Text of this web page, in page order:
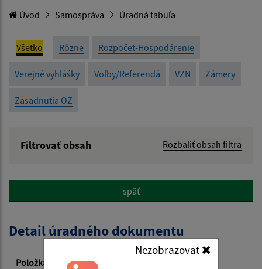
Nezobrazovať
Úvod Samospráva Úradná tabuľa
Všetko Rôzne Rozpočet-Hospodárenie
Verejné vyhlášky Voľby/Referendá VZN Zámery
Zasadnutia OZ
Filtrovať obsah Rozbaliť obsah filtra
Popis:
Dátum zverejnenia od:
späť
Detail úradného dokumentu
Položka Informácia